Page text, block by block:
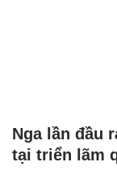
Nga lần đầu
tại triển lãm